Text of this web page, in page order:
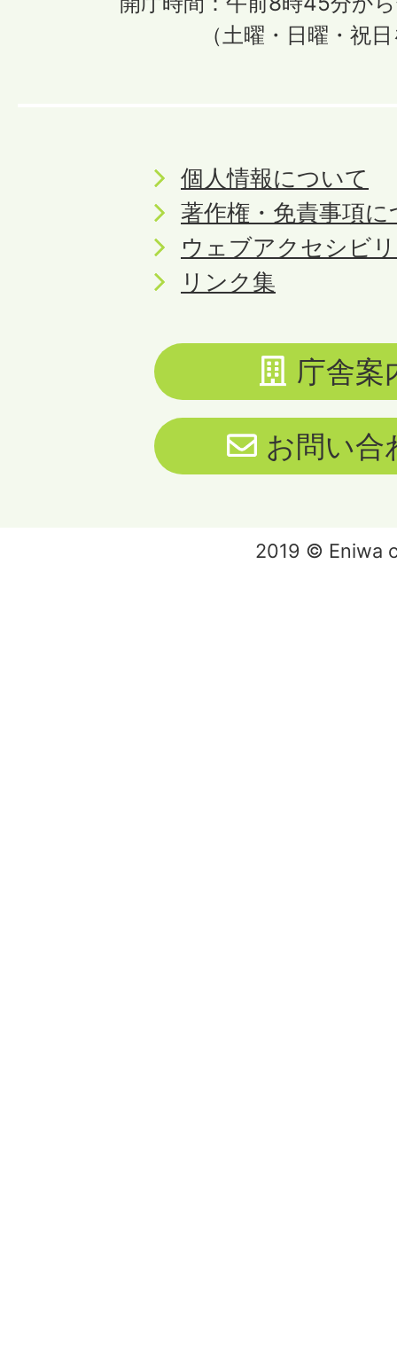
（土曜・日曜・祝
個人情報について
著作権・免責事項
ウェブアクセシビ
リンク集
庁舎案
お問い合
2019 © Eniwa